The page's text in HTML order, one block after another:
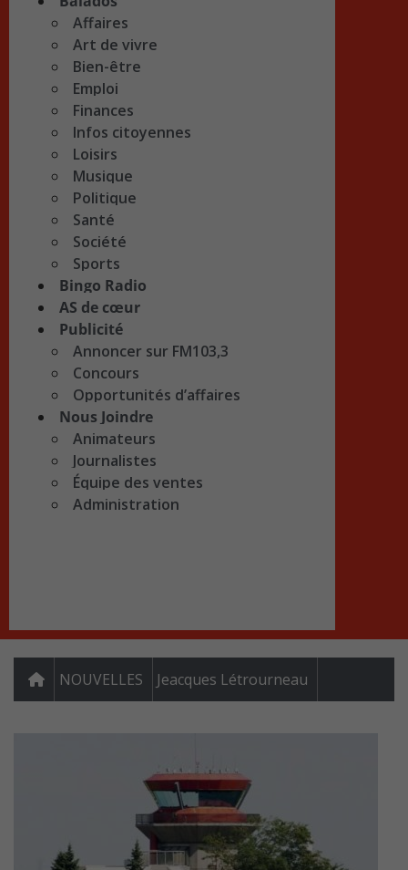
Affaires
Art de vivre
Bien-être
Emploi
Finances
Infos citoyennes
Loisirs
Musique
Politique
Santé
Société
Sports
Bingo Radio
AS de cœur
Publicité
Annoncer sur FM103,3
Concours
Opportunités d’affaires
Nous Joindre
Animateurs
Journalistes
Équipe des ventes
Administration
NOUVELLES Jeacques Létrourneau